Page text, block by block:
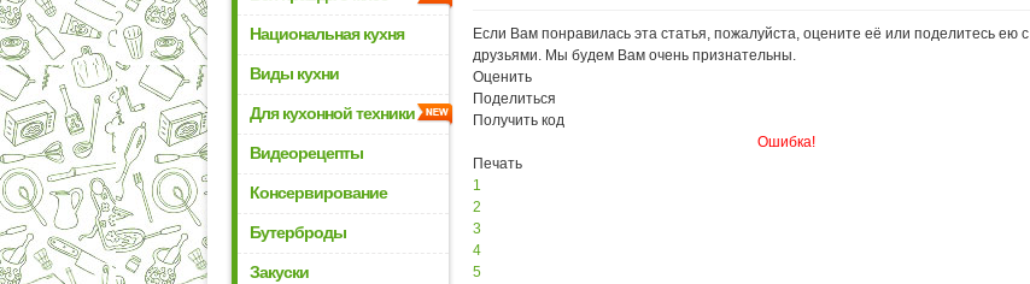
Национальная кухня
Виды кухни
Для кухонной техники
Видеорецепты
Консервирование
Бутерброды
Закуски
Если Вам понравилась эта статья, пожалуйста, оцените её или поделитесь ею с
друзьями. Мы будем Вам очень признательны.
Оценить
Поделиться
Получить код
Ошибка!
Печать
1
2
3
4
5